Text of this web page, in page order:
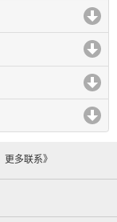
更多联系》